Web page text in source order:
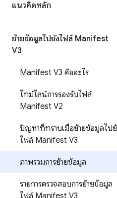
แนวคิดหลัก
ย้ายข้อมูลไปยังไฟล์ Manifest
V3
Manifest V3 คืออะไร
ไทม์ไลน์การรองรับไฟล์
Manifest V2
ปัญหาที่ทราบเมื่อย้ายข้อมูลไป
ไฟล์ Manifest V3
ภาพรวมการย้ายข้อมูล
รายการตรวจสอบการย้ายข้อมูล
ไฟล์ Manifest V3